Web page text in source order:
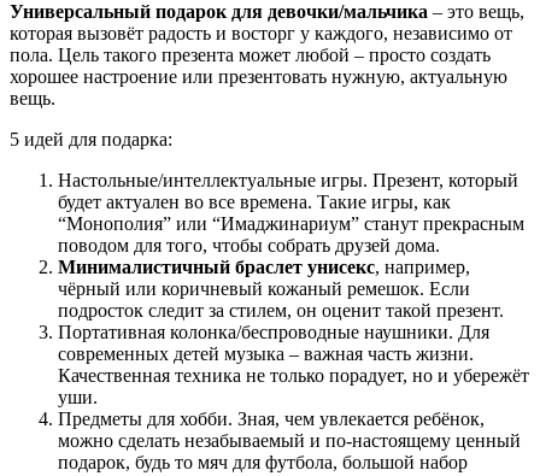
Универсальный подарок для девочки/мальчика – это вещь,
которая вызовёт радость и восторг у каждого, независимо от
пола. Цель такого презента может любой – просто создать
хорошее настроение или презентовать нужную, актуальную
вещь.
5 идей для подарка:
Настольные/интеллектуальные игры. Презент, который
будет актуален во все времена. Такие игры, как
“Монополия” или “Имаджинариум” станут прекрасным
поводом для того, чтобы собрать друзей дома.
Минималистичный браслет унисекс, например,
чёрный или коричневый кожаный ремешок. Если
подросток следит за стилем, он оценит такой презент.
Портативная колонка/беспроводные наушники. Для
современных детей музыка – важная часть жизни.
Качественная техника не только порадует, но и убережёт
уши.
Предметы для хобби. Зная, чем увлекается ребёнок,
можно сделать незабываемый и по-настоящему ценный
подарок, будь то мяч для футбола, большой набор